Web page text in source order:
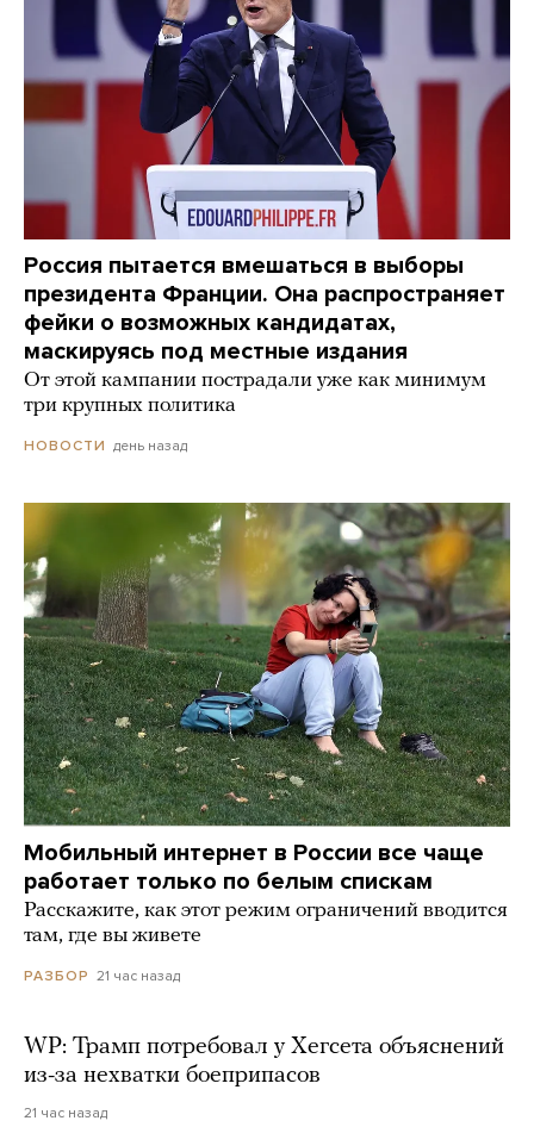
Россия пытается вмешаться в выборы
президента Франции. Она распространяет
фейки о возможных кандидатах,
маскируясь под местные издания
От этой кампании пострадали уже как минимум
три крупных политика
НОВОСТИ день назад
Мобильный интернет в России все чаще
работает только по белым спискам
Расскажите, как этот режим ограничений вводится
там, где вы живете
РАЗБОР 21 час назад
WP: Трамп потребовал у Хегсета объяснений
из-за нехватки боеприпасов
21 час назад